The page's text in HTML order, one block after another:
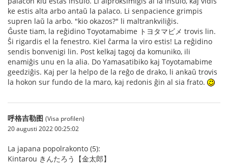
ke estis alta arbo antaŭ la palaco. Li senpacience grimpis
supren laŭ la arbo. "kio okazos?" li maltrankviliĝis.
Ĝuste tiam, la reĝidino Toyotamabime トヨタマビメ trovis lin.
Ŝi rigardis el la fenestro. Kiel ĉarma la viro estis! La reĝidino
sendis bonvenigi lin. Post kelkaj tagoj da komuniko, ili
enamiĝis unu en la alia. Do Yamasatibiko kaj Toyotamabime
geedziĝis. Kaj per la helpo de la reĝo de drako, li ankaŭ trovis
la hokon sur fundo de la maro, kaj redonis ĝin al sia frato.
呼格吉勒图 (Visa profilen)
20 augusti 2022 00:25:02
La japana popolrakonto (5):
Kintarou きんたろう【金太郎】